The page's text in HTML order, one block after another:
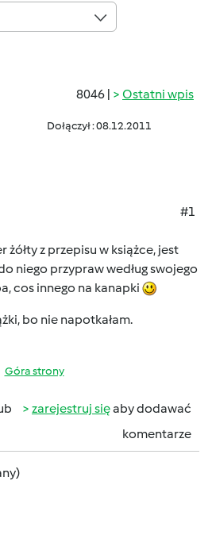
8046 | Ostatni wpis
Dołączył : 08.12.2011
#1
żółty z przepisu w książce, jest
niego przypraw według swojego
cos innego na kanapki
bo nie napotkałam.
Góra strony
zarejestruj sięaby dodawać
komentarze